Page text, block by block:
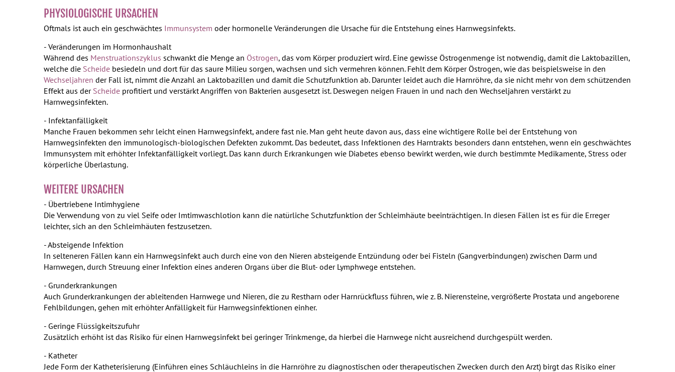
PHYSIOLOGISCHE URSACHEN
Oftmals ist auch ein geschwächtes Immunsystem oder hormonelle Veränderungen die Ursache für die Entstehung eines Harnwegsinfekts.
- Veränderungen im Hormonhaushalt
Während des Menstruationszyklus schwankt die Menge an Östrogen, das vom Körper produziert wird. Eine gewisse Östrogenmenge ist notwendig, damit die Laktobazillen,
welche die Scheide besiedeln und dort für das saure Milieu sorgen, wachsen und sich vermehren können. Fehlt dem Körper Östrogen, wie das beispielsweise in den
Wechseljahren der Fall ist, nimmt die Anzahl an Laktobazillen und damit die Schutzfunktion ab. Darunter leidet auch die Harnröhre, da sie nicht mehr von dem schützenden
Effekt aus der Scheide profitiert und verstärkt Angriffen von Bakterien ausgesetzt ist. Deswegen neigen Frauen in und nach den Wechseljahren verstärkt zu
Harnwegsinfekten.
- Infektanfälligkeit
Manche Frauen bekommen sehr leicht einen Harnwegsinfekt, andere fast nie. Man geht heute davon aus, dass eine wichtigere Rolle bei der Entstehung von
Harnwegsinfekten den immunologisch-biologischen Defekten zukommt. Das bedeutet, dass Infektionen des Harntrakts besonders dann entstehen, wenn ein geschwächtes
Immunsystem mit erhöhter Infektanfälligkeit vorliegt. Das kann durch Erkrankungen wie Diabetes ebenso bewirkt werden, wie durch bestimmte Medikamente, Stress oder
körperliche Überlastung.
WEITERE URSACHEN
- Übertriebene Intimhygiene
Die Verwendung von zu viel Seife oder Imtimwaschlotion kann die natürliche Schutzfunktion der Schleimhäute beeinträchtigen. In diesen Fällen ist es für die Erreger
leichter, sich an den Schleimhäuten festzusetzen.
- Absteigende Infektion
In selteneren Fällen kann ein Harnwegsinfekt auch durch eine von den Nieren absteigende Entzündung oder bei Fisteln (Gangverbindungen) zwischen Darm und
Harnwegen, durch Streuung einer Infektion eines anderen Organs über die Blut- oder Lymphwege entstehen.
- Grunderkrankungen
Auch Grunderkrankungen der ableitenden Harnwege und Nieren, die zu Restharn oder Harnrückfluss führen, wie z. B. Nierensteine, vergrößerte Prostata und angeborene
Fehlbildungen, gehen mit erhöhter Anfälligkeit für Harnwegsinfektionen einher.
- Geringe Flüssigkeitszufuhr
Zusätzlich erhöht ist das Risiko für einen Harnwegsinfekt bei geringer Trinkmenge, da hierbei die Harnwege nicht ausreichend durchgespült werden.
- Katheter
Jede Form der Katheterisierung (Einführen eines Schläuchleins in die Harnröhre zu diagnostischen oder therapeutischen Zwecken durch den Arzt) birgt das Risiko einer